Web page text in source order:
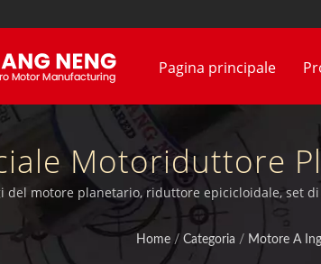
Pagina principale
Motoriduttore
DC Ed
del motore planetario, riduttore epicicloidale, set
Home / Categoria / Motore A